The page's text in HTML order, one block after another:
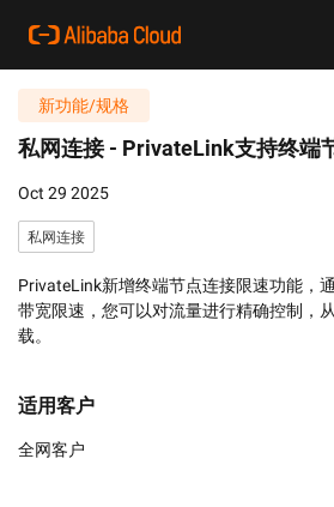
新功能/规格
私网连接 - PrivateLink支持终端
Oct 29 2025
私网连接
PrivateLink新增终端节点连接限速功能，
带宽限速，您可以对流量进行精确控制，
载。
适用客户
全网客户